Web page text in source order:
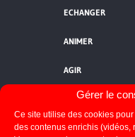
Gérer le
Ce site utilise des cookies
des contenus enrichis (vidéos,
ECHANGER
ANIMER
AGIR
QUI SOMMES-
NOUS CONTACTER